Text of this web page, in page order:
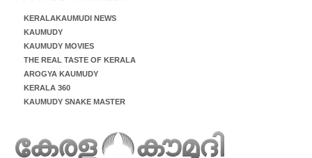
KERALAKAUMUDI NEWS
KAUMUDY
KAUMUDY MOVIES
THE REAL TASTE OF KERALA
AROGYA KAUMUDY
KERALA 360
KAUMUDY SNAKE MASTER